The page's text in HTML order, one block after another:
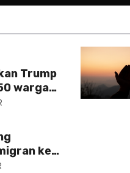
Trump
warga
ke